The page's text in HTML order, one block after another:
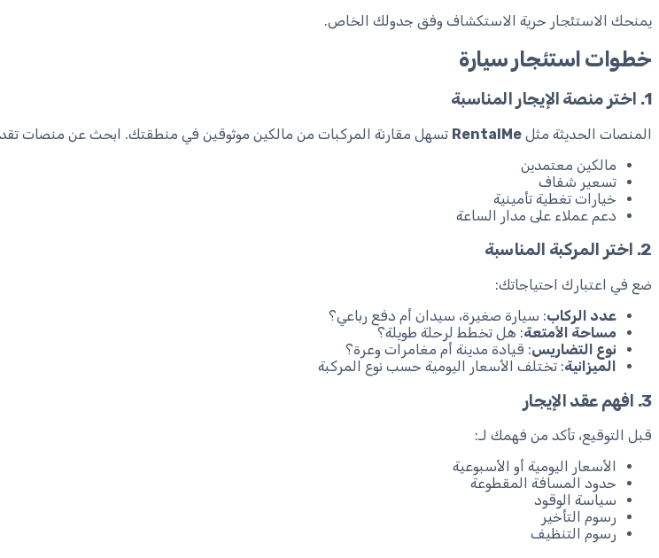
يمنحك الاستئجار حرية الاستكشاف وفق جدولك الخاص.
خطوات استئجار سيارة
1. اختر منصة الإيجار المناسبة
المنصات الحديثة مثل RentalMe تسهل مقارنة المركبات من مالكين موثوقين في منطقتك. ابحث عن منصات
مالكين معتمدين
تسعير شفاف
خيارات تغطية تأمينية
دعم عملاء على مدار الساعة
2. اختر المركبة المناسبة
ضع في اعتبارك احتياجاتك:
عدد الركاب: سيارة صغيرة، سيدان أم دفع رباعي؟
مساحة الأمتعة: هل تخطط لرحلة طويلة؟
نوع التضاريس: قيادة مدينة أم مغامرات وعرة؟
الميزانية: تختلف الأسعار اليومية حسب نوع المركبة
3. افهم عقد الإيجار
قبل التوقيع، تأكد من فهمك لـ:
الأسعار اليومية أو الأسبوعية
حدود المسافة المقطوعة
سياسة الوقود
رسوم التأخير
رسوم التنظيف